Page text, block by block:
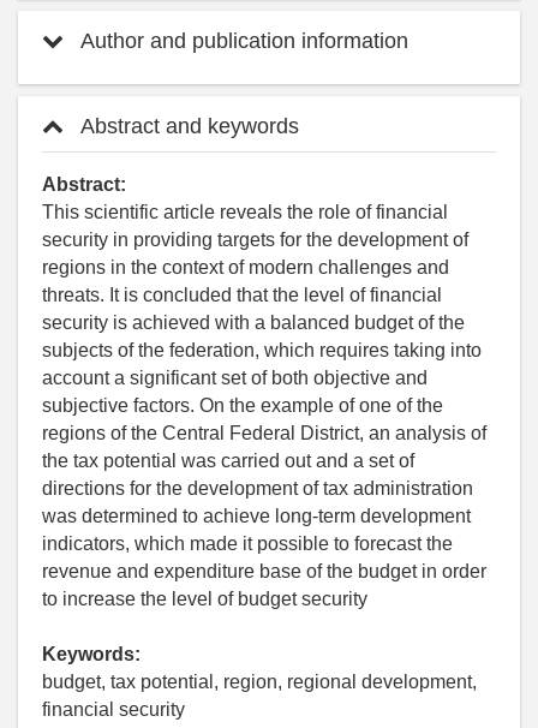
Author and publication information
Abstract and keywords
Abstract:
This scientific article reveals the role of financial
security in providing targets for the development of
regions in the context of modern challenges and
threats. It is concluded that the level of financial
security is achieved with a balanced budget of the
subjects of the federation, which requires taking into
account a significant set of both objective and
subjective factors. On the example of one of the
regions of the Central Federal District, an analysis of
the tax potential was carried out and a set of
directions for the development of tax administration
was determined to achieve long-term development
indicators, which made it possible to forecast the
revenue and expenditure base of the budget in order
to increase the level of budget security
Keywords:
budget, tax potential, region, regional development,
financial security